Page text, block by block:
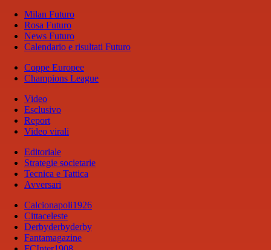
Milan Futuro
Rosa Futuro
News Futuro
Calendario e risultati Futuro
Coppe Europee
Champions League
Video
Esclusivo
Report
Video virali
Editoriale
Strategie societarie
Tecnica e Tattica
Avversari
Calcionapoli1926
Cittaceleste
Derbyderbyderby
Fantamagazine